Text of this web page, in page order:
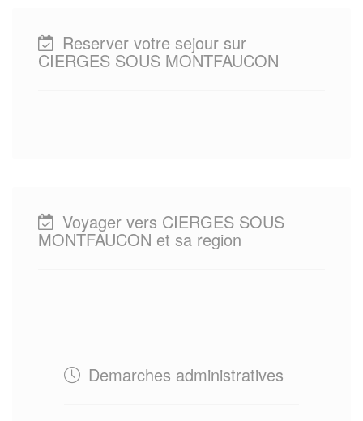
Reserver votre sejour sur
CIERGES SOUS MONTFAUCON
Voyager vers CIERGES SOUS
MONTFAUCON et sa region
Demarches administratives